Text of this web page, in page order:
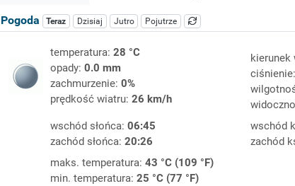
Pogoda Teraz Dzisiaj Jutro Pojutrze
temperatura: 28 °C
opady: 0.0 mm
zachmurzenie: 0%
prędkość wiatru: 26 km/h
kierunek
ciśnienie:
wschód słońca: 06:45
zachód słońca: 20:26
wschód
zachód
maks. temperatura: 43 °C (109 °F)
min. temperatura: 25 °C (77 °F)